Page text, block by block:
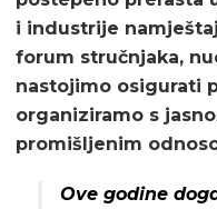
i industrije
forum stručnjaka,
nastojimo osigurati
organiziramo s
promišljenim
Ove godine